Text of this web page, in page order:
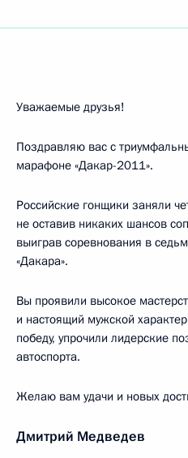
Уважаемые друзья!
Поздравляю вас с
марафоне «Дакар-2011».
Российские гонщики заняли
не оставив никаких шансов
выиграв соревнования в
«Дакара».
Вы проявили высокое
и настоящий мужской
победу, упрочили лидерские
автоспорта.
Желаю вам удачи и новых
Дмитрий Медведев